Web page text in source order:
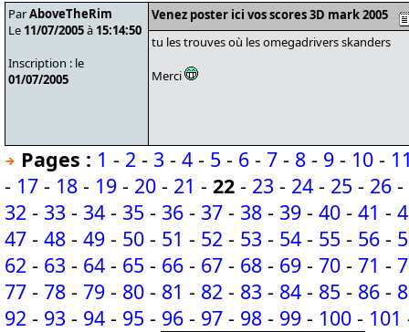
ParAboveTheRim
Le 11/07/2005à 15:14:50
Inscription : le
01/07/2005
Venez poster ici vos scores 3D mark 2005
tu les trouves où les omegadrivers skanders
Merci
Pages : 1 - 2 - 3 - 4 - 5 - 6 - 7 - 8 - 9 - 10 -
- 17 - 18 - 19 - 20 - 21 - 22 - 23 - 24 - 25 - 26 -
32 - 33 - 34 - 35 - 36 - 37 - 38 - 39 - 40 - 41 -
47 - 48 - 49 - 50 - 51 - 52 - 53 - 54 - 55 - 56 -
62 - 63 - 64 - 65 - 66 - 67 - 68 - 69 - 70 - 71 -
77 - 78 - 79 - 80 - 81 - 82 - 83 - 84 - 85 - 86 -
92 - 93 - 94 - 95 - 96 - 97 - 98 - 99 - 100 - 101